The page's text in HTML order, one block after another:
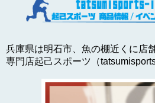
兵庫県は明石市、魚の棚近くに店
専門店起己スポーツ（tatsumisports